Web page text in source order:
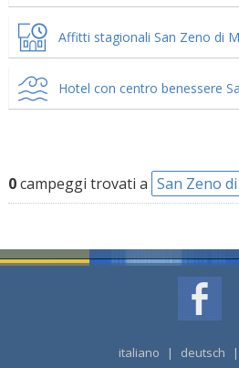
Affitti stagionali San Zeno di
Hotel con centro benessere
0campeggi trovati a San Zeno
italiano | deutsch |